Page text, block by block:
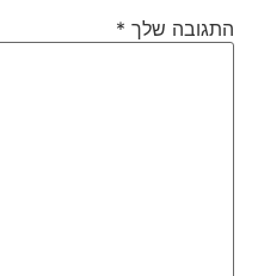
התגובה שלך *